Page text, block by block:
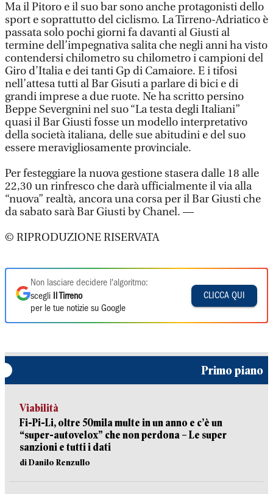
Ma il Pitoro e il suo bar sono anche protagonisti dello
sport e soprattutto del ciclismo. La Tirreno-Adriatico è
passata solo pochi giorni fa davanti al Giusti al
termine dell’impegnativa salita che negli anni ha visto
contendersi chilometro su chilometro i campioni del
Giro d’Italia e dei tanti Gp di Camaiore. E i tifosi
nell’attesa tutti al Bar Gisuti a parlare di bici e di
grandi imprese a due ruote. Ne ha scritto persino
Beppe Severgnini nel suo “La testa degli Italiani”
quasi il Bar Giusti fosse un modello interpretativo
della società italiana, delle sue abitudini e del suo
essere meravigliosamente provinciale.
Per festeggiare la nuova gestione stasera dalle 18 alle
22,30 un rinfresco che darà ufficialmente il via alla
“nuova” realtà, ancora una corsa per il Bar Giusti che
da sabato sarà Bar Giusti by Chanel. —
© RIPRODUZIONE RISERVATA
Non lasciare decidere l'algoritmo:
scegli
Il Tirreno
per le tue notizie su Google
CLICCA QUI
Primo piano
Viabilità
Fi-Pi-Li, oltre 50mila multe in un anno e c’è un
“super-autovelox” che non perdona – Le super
sanzioni e tutti i dati
di Danilo Renzullo